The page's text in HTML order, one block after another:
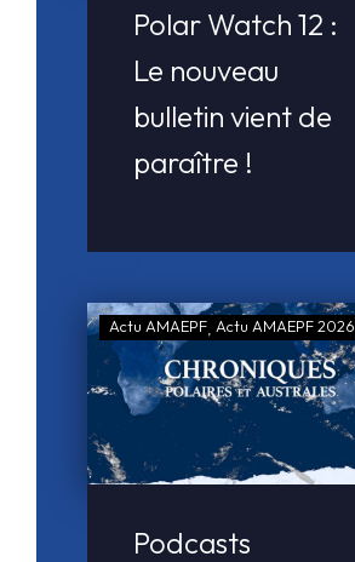
Polar Watch 12 :
Le nouveau
bulletin vient de
paraître !
Actu AMAEPF Actu AMAEPF 2026
Podcasts